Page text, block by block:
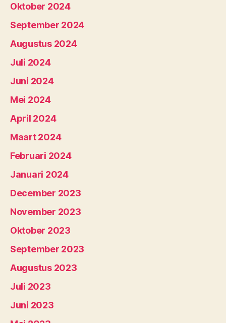
Oktober 2024
September 2024
Augustus 2024
Juli 2024
Juni 2024
Mei 2024
April 2024
Maart 2024
Februari 2024
Januari 2024
December 2023
November 2023
Oktober 2023
September 2023
Augustus 2023
Juli 2023
Juni 2023